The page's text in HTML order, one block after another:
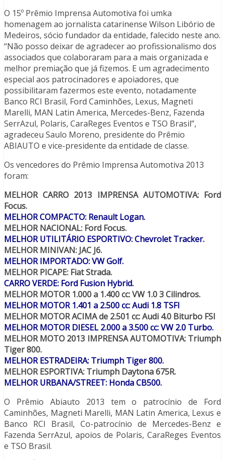
O 15º Prêmio Imprensa Automotiva foi umka
homenagem ao jornalista catarinense Wilson Libório de
Medeiros, sócio fundador da entidade, falecido neste ano.
“Não posso deixar de agradecer ao profissionalismo dos
associados que colaboraram para a mais organizada e
melhor premiação que já fizemos. E um agradecimento
especial aos patrocinadores e apoiadores, que
possibilitaram fazermos este evento, notadamente
Banco RCI Brasil, Ford Caminhões, Lexus, Magneti
Marelli, MAN Latin America, Mercedes-Benz, Fazenda
SerrAzul, Polaris, CaraReges Eventos e TSO Brasil”,
agradeceu Saulo Moreno, presidente do Prêmio
ABIAUTO e vice-presidente da entidade de classe.
Os vencedores do Prêmio Imprensa Automotiva 2013
foram:
MELHOR CARRO 2013 IMPRENSA AUTOMOTIVA: Ford
Focus.
MELHOR COMPACTO: Renault Logan.
MELHOR NACIONAL: Ford Focus.
MELHOR UTILITÁRIO ESPORTIVO: Chevrolet Tracker.
MELHOR MINIVAN: JAC J6.
MELHOR IMPORTADO: VW Golf.
MELHOR PICAPE: Fiat Strada.
CARRO VERDE: Ford Fusion Hybrid.
MELHOR MOTOR 1.000 a 1.400 cc: VW 1.0 3 Cilindros.
MELHOR MOTOR 1.401 a 2.500 cc: Audi 1.8 TSFI
MELHOR MOTOR ACIMA de 2.501 cc: Audi 4.0 Biturbo FSI
MELHOR MOTOR DIESEL 2.000 a 3.500 cc: VW 2.0 Turbo.
MELHOR MOTO 2013 IMPRENSA AUTOMOTIVA: Triumph
Tiger 800.
MELHOR ESTRADEIRA: Triumph Tiger 800.
MELHOR ESPORTIVA: Triumph Daytona 675R.
MELHOR URBANA/STREET: Honda CB500.
O Prêmio Abiauto 2013 tem o patrocínio de Ford
Caminhões, Magneti Marelli, MAN Latin America, Lexus e
Banco RCI Brasil, Co-patrocínio de Mercedes-Benz e
Fazenda SerrAzul, apoios de Polaris, CaraReges Eventos
e TSO Brasil.